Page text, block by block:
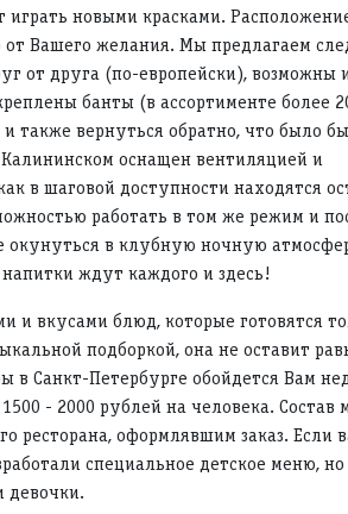
новыми красками.
от Вашего желания. Мы предлагаем
от друга (по-европейски), возможны
банты (в ассортименте более
также вернуться обратно, что было бы
оснащен вентиляцией и
в шаговой доступности находятся
работать в том же режим и
окунуться в клубную ночную
ждут каждого и здесь!
вкусами блюд, которые готовятся
подборкой, она не оставит
Санкт-Петербурге обойдется Вам
- 2000 рублей на человека. Состав
ресторана, оформлявшим заказ. Если
специальное детское меню,
девочки.